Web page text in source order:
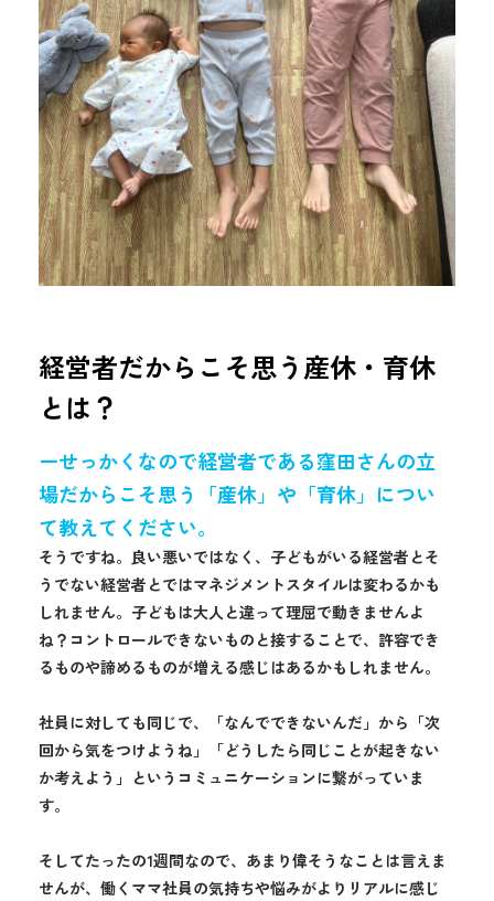
経営者だからこそ思う産休・育休
とは？
ーせっかくなので経営者である窪田さんの立
場だからこそ思う「産休」や「育休」につい
て教えてください。
そうですね。良い悪いではなく、子どもがいる経営者とそ
うでない経営者とではマネジメントスタイルは変わるかも
しれません。子どもは大人と違って理屈で動きませんよ
ね？コントロールできないものと接することで、許容でき
るものや諦めるものが増える感じはあるかもしれません。
社員に対しても同じで、「なんでできないんだ」から「次
回から気をつけようね」「どうしたら同じことが起きない
か考えよう」というコミュニケーションに繋がっていま
す。
そしてたったの1週間なので、あまり偉そうなことは言えま
せんが、働くママ社員の気持ちや悩みがよりリアルに感じ